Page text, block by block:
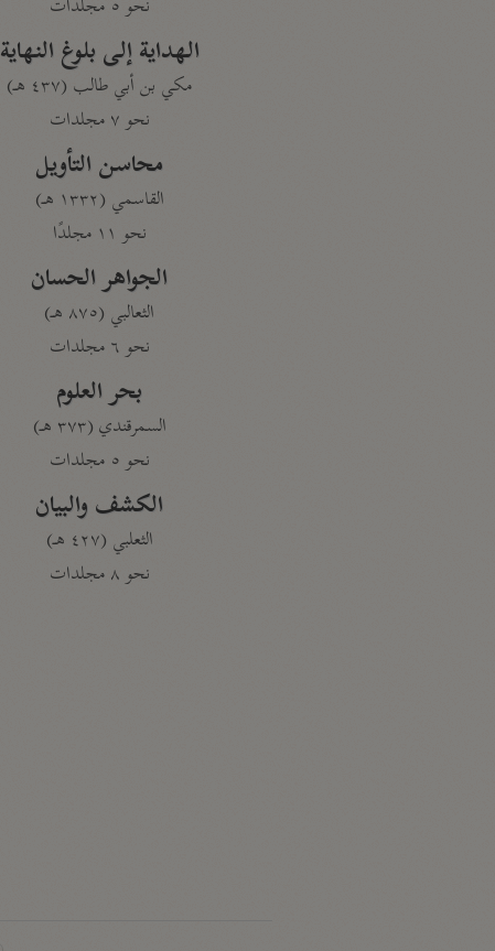
نحو ٥ مجلدات
الهداية إلى بلوغ النهاية
مكي بن أبي طالب (٤٣٧ هـ)
نحو ٧ مجلدات
محاسن التأويل
القاسمي (١٣٣٢ هـ)
نحو ١١ مجلدًا
الجواهر الحسان
الثعالبي (٨٧٥ هـ)
نحو ٦ مجلدات
بحر العلوم
السمرقندي (٣٧٣ هـ)
نحو ٥ مجلدات
الكشف والبيان
الثعلبي (٤٢٧ هـ)
نحو ٨ مجلدات